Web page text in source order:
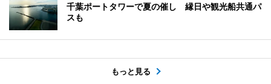
千葉ポートタワーで夏の催し 縁日や観光船共通パ
スも
もっと見る